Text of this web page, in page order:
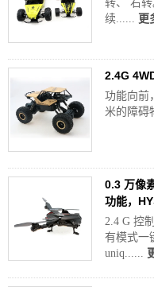
转、 右
续...... 更
2.4G
功能向前
米的障碍
0.3 万像
功能，
2.4 G 控
有模式一
uniq......